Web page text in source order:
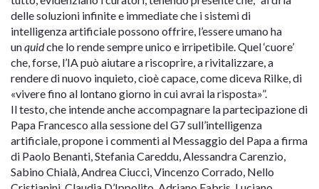
delle soluzioni infinite e immediate che i sistemi di
intelligenza artificiale possono offrire, l’essere umano ha
unquidche lo rende sempre unico e irripetibile. Quel ‘cuore’
che, forse, l’IA può aiutare a riscoprire, a rivitalizzare, a
rendere di nuovo inquieto, cioè capace, come diceva Rilke, di
«vivere fino al lontano giorno in cui avrai la risposta»”.
Il testo, che intende anche accompagnare la partecipazione di
Papa Francesco alla sessione del G7 sull’intelligenza
artificiale, propone i commenti al Messaggio del Papa a firma
di Paolo Benanti, Stefania Careddu, Alessandra Carenzio,
Sabino Chialà, Andrea Ciucci, Vincenzo Corrado, Nello